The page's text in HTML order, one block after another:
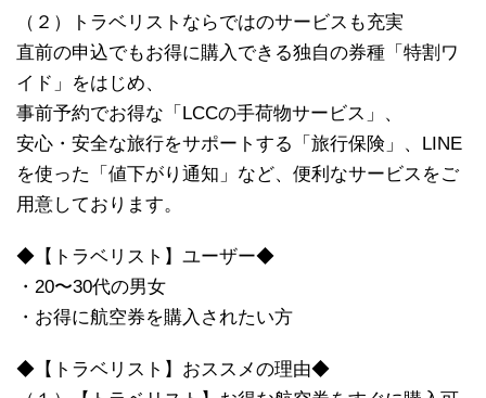
（２）トラベリストならではのサービスも充実
直前の申込でもお得に購入できる独自の券種「特割ワ
イド」をはじめ、
事前予約でお得な「LCCの手荷物サービス」、
安心・安全な旅行をサポートする「旅行保険」、LINE
を使った「値下がり通知」など、便利なサービスをご
用意しております。
◆【トラベリスト】ユーザー◆
・20〜30代の男女
・お得に航空券を購入されたい方
◆【トラベリスト】おススメの理由◆